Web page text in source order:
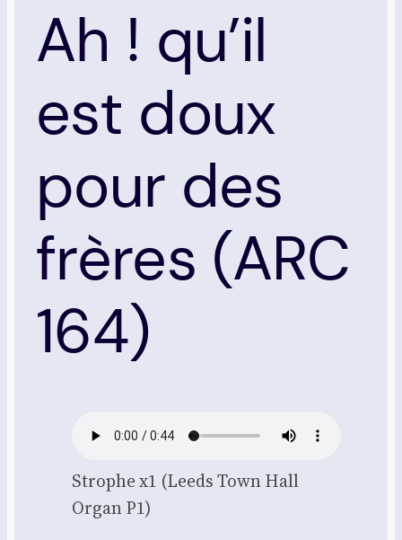
Ah ! qu’il
est doux
pour des
frères (ARC
164)
Strophe x1 (Leeds Town Hall
Organ P1)